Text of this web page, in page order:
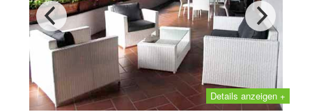
Details anzeigen +